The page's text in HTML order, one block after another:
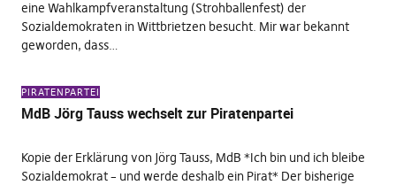
eine Wahlkampfveranstaltung (Strohballenfest) der
Sozialdemokraten in Wittbrietzen besucht. Mir war bekannt
geworden, dass…
PIRATENPARTEI
MdB Jörg Tauss wechselt zur Piratenpartei
Kopie der Erklärung von Jörg Tauss, MdB *Ich bin und ich bleibe
Sozialdemokrat – und werde deshalb ein Pirat* Der bisherige